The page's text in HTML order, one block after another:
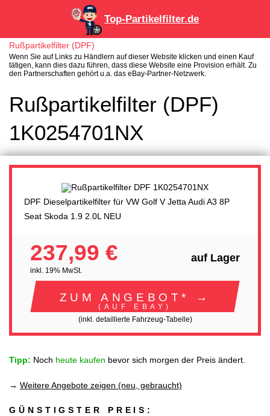
Top-Partikelfilter.de
Rußpartikelfilter (DPF)
Wenn Sie auf Links zu Händlern auf dieser Website klicken und einen Kauf
tätigen, kann dies dazu führen, dass diese Website eine Provision erhält. Zu
den Partnerschaften gehört u.a. das eBay-Partner-Netzwerk.
Rußpartikelfilter (DPF)
1K0254701NX
DPF Dieselpartikelfilter für VW Golf V Jetta Audi A3 8P
Seat Skoda 1.9 2.0L NEU
237,99 €
inkl. 19% MwSt.
auf Lager
ZUM ANGEBOT* →
(AUF EBAY)
(inkl. detaillierte Fahrzeug-Tabelle)
Tipp: Noch heute kaufen bevor sich morgen der Preis ändert.
→ Weitere Angebote zeigen (neu, gebraucht)
GÜNSTIGSTER PREIS: